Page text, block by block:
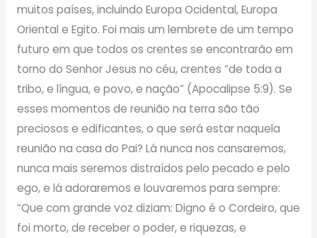
muitos países, incluindo Europa Ocidental, Europa
Oriental e Egito. Foi mais um lembrete de um tempo
futuro em que todos os crentes se encontrarão em
torno do Senhor Jesus no céu, crentes “de toda a
tribo, e língua, e povo, e nação” (Apocalipse 5:9). Se
esses momentos de reunião na terra são tão
preciosos e edificantes, o que será estar naquela
reunião na casa do Pai? Lá nunca nos cansaremos,
nunca mais seremos distraídos pelo pecado e pelo
ego, e lá adoraremos e louvaremos para sempre:
“Que com grande voz diziam: Digno é o Cordeiro, que
foi morto, de receber o poder, e riquezas, e